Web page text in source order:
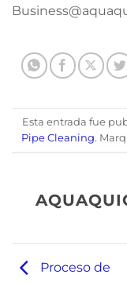
Esta entrada fue
Pipe Cleaning.
Proceso de